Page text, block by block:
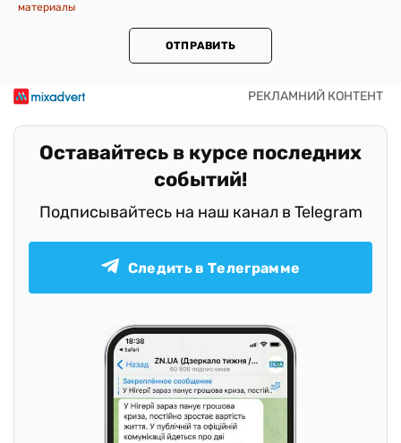
материалы
ОТПРАВИТЬ
Оставайтесь в курсе последних
событий!
Подписывайтесь на наш канал в Telegram
Следить в Телеграмме